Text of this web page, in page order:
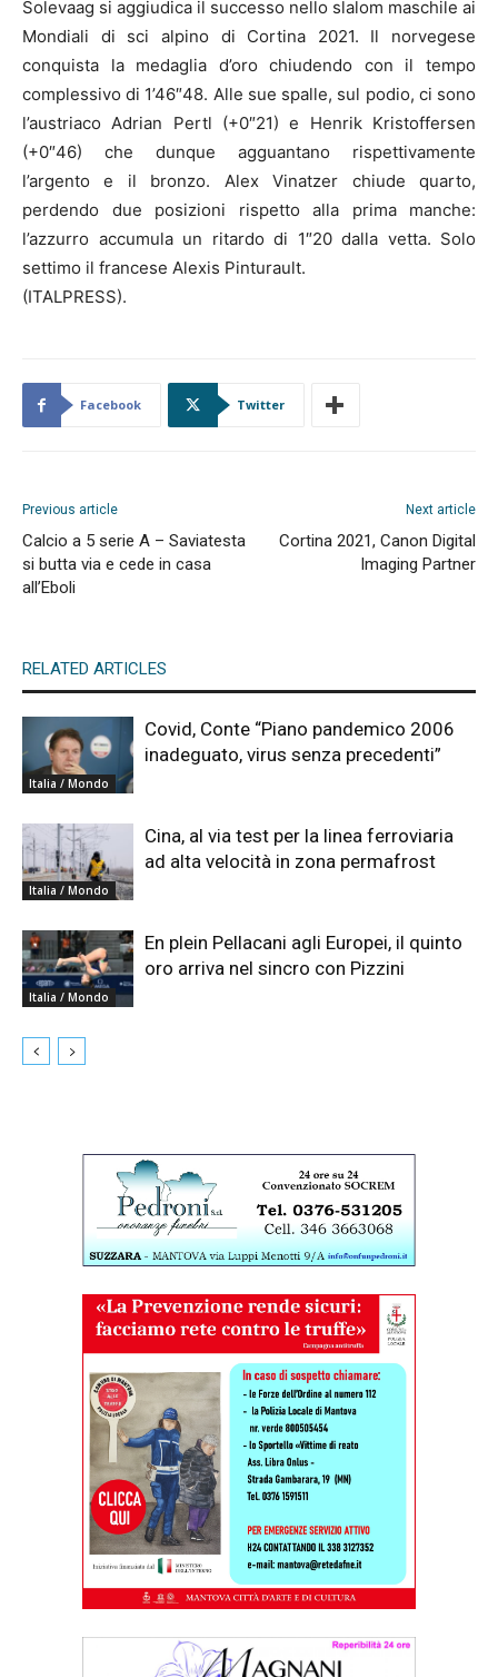
Solevaag si aggiudica il successo nello slalom maschile ai
Mondiali di sci alpino di Cortina 2021. Il norvegese
conquista la medaglia d’oro chiudendo con il tempo
complessivo di 1’46″48. Alle sue spalle, sul podio, ci sono
l’austriaco Adrian Pertl (+0″21) e Henrik Kristoffersen
(+0″46) che dunque agguantano rispettivamente
l’argento e il bronzo. Alex Vinatzer chiude quarto,
perdendo due posizioni rispetto alla prima manche:
l’azzurro accumula un ritardo di 1″20 dalla vetta. Solo
settimo il francese Alexis Pinturault.
(ITALPRESS).
Facebook Twitter
Previous article
Calcio a 5 serie A – Saviatesta
si butta via e cede in casa
all’Eboli
Next article
Cortina 2021, Canon Digital
Imaging Partner
RELATED ARTICLES
Italia / Mondo
Covid, Conte “Piano pandemico 2006
inadeguato, virus senza precedenti”
Italia / Mondo
Cina, al via test per la linea ferroviaria
ad alta velocità in zona permafrost
Italia / Mondo
En plein Pellacani agli Europei, il quinto
oro arriva nel sincro con Pizzini